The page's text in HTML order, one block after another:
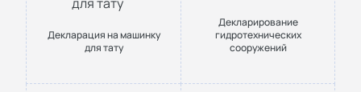
Декларация на машинку
для тату
Декларирование
гидротехнических
сооружений